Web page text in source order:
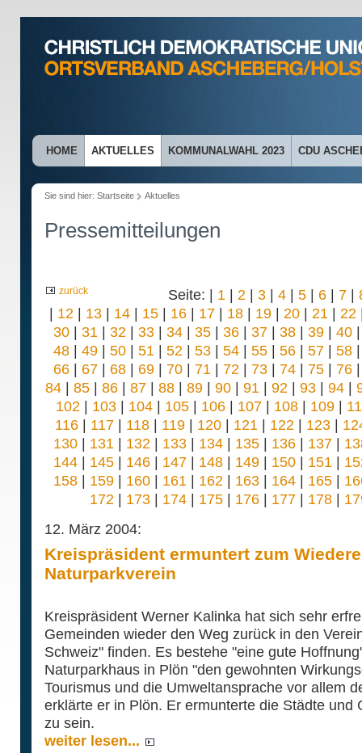
HOME AKTUELLES KOMMUNALWAHL 2023 CDU
Sie sind hier: Startseite Aktuelles
Pressemitteilungen
zurück Seite: | 1 | 2 | 3 | 4 | 5 | 6 | 7 |
| 12 | 13| 14| 15| 16| 17| 18| 19| 20| 21 | 22
30| 31 | 32 | 33| 34| 35| 36| 37| 38| 39| 40
48| 49| 50| 51 | 52 | 53| 54| 55| 56| 57| 58
66| 67| 68| 69| 70| 71 | 72 | 73| 74| 75| 76
84| 85| 86| 87| 88| 89| 90| 91 | 92 | 93| 94|
102 | 103 | 104 | 105 | 106 | 107 | 108 | 109 |
116| 117| 118| 119| 120| 121 | 122 | 123|
130| 131 | 132 | 133| 134| 135| 136| 137|
144| 145| 146| 147| 148| 149| 150| 151 |
158| 159| 160| 161 | 162 | 163| 164| 165|
172 | 173| 174| 175| 176| 177| 178|
12. März 2004:
Kreispräsident ermuntert zum
Naturparkverein
Kreispräsident Werner Kalinka hat sich sehr
Gemeinden wieder den Weg zurück in den
Schweiz" finden. Es bestehe "eine gute
Naturparkhaus in Plön "den gewohnten
Tourismus und die Umweltansprache vor allem
erklärte er in Plön. Er ermunterte die Städte und
zu sein.
weiter lesen...